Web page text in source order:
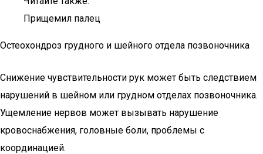
Прищемил палец
Остеохондроз грудного и шейного отдела позвоночника
Снижение чувствительности рук может быть следствием
нарушений в шейном или грудном отделах позвоночника.
Ущемление нервов может вызывать нарушение
кровоснабжения, головные боли, проблемы с
координацией.